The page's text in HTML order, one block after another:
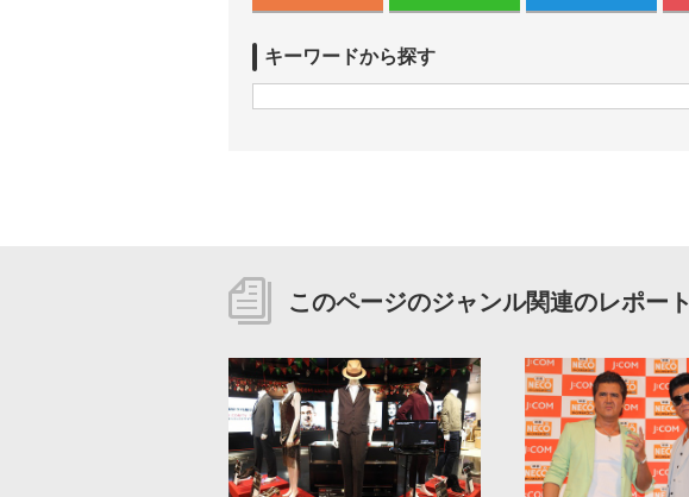
キーワードから探す
このページのジャンル関連のレポート